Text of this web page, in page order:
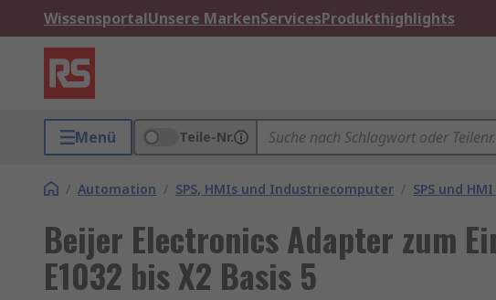
WissensportalUnsere MarkenServicesProdukthighlights
Menü Teile-Nr.
/ Automation / SPS, HMIs und Industriecomputer / SPS und
Beijer Electronics Adapter zum
E1032 bis X2 Basis 5